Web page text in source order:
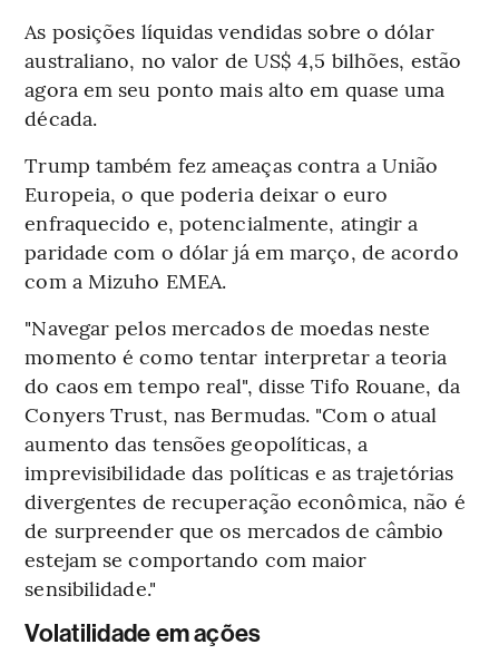
As posições líquidas vendidas sobre o dólar
australiano, no valor de US$ 4,5 bilhões, estão
agora em seu ponto mais alto em quase uma
década.
Trump também fez ameaças contra a União
Europeia, o que poderia deixar o euro
enfraquecido e, potencialmente, atingir a
paridade com o dólar já em março, de acordo
com a Mizuho EMEA.
"Navegar pelos mercados de moedas neste
momento é como tentar interpretar a teoria
do caos em tempo real", disse Tifo Rouane, da
Conyers Trust, nas Bermudas. "Com o atual
aumento das tensões geopolíticas, a
imprevisibilidade das políticas e as trajetórias
divergentes de recuperação econômica, não é
de surpreender que os mercados de câmbio
estejam se comportando com maior
sensibilidade."
Volatilidade em ações